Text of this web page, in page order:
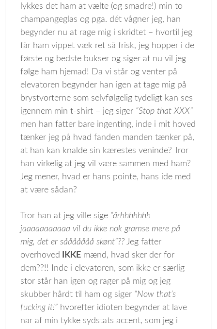
lykkes det ham at vælte (og smadre!) min to
champangeglas og pga. dét vågner jeg, han
begynder nu at rage mig i skridtet – hvortil jeg
får ham vippet væk ret så frisk, jeg hopper i de
første og bedste bukser og siger at nu vil jeg
følge ham hjemad! Da vi står og venter på
elevatoren begynder han igen at tage mig på
brystvorterne som selvfølgelig tydeligt kan ses
igennem min t-shirt – jeg siger “Stop that XXX”
men han fatter bare ingenting, inde i mit hoved
tænker jeg på hvad fanden manden tænker på,
at han kan knalde sin kærestes veninde? Tror
han virkelig at jeg vil være sammen med ham?
Jeg mener, hvad er hans pointe, hans ide med
at være sådan?
Tror han at jeg ville sige “århhhhhhh
jaaaaaaaaaaa vil du ikke nok gramse mere på
mig, det er sååååååå skønt”?? Jeg fatter
overhoved
IKKE mænd, hvad sker der for
dem??!! Inde i elevatoren, som ikke er særlig
stor står han igen og rager på mig og jeg
skubber hårdt til ham og siger “Now that’s
fucking it!” hvorefter idioten begynder at lave
nar af min tykke sydstats accent, som jeg i